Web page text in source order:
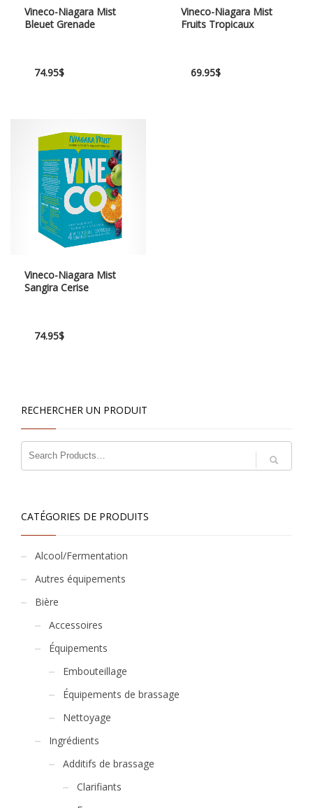
Vineco-Niagara Mist
Bleuet Grenade
74.95$
Vineco-Niagara Mist
Fruits Tropicaux
69.95$
Vineco-Niagara Mist
Sangira Cerise
74.95$
RECHERCHER UN PRODUIT
CATÉGORIES DE PRODUITS
Alcool/Fermentation
Autres équipements
Bière
Accessoires
Équipements
Embouteillage
Équipements de brassage
Nettoyage
Ingrédients
Additifs de brassage
Clarifiants